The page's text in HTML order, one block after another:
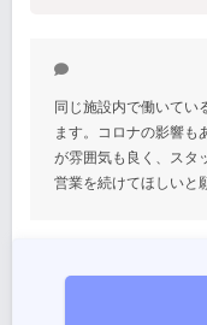
同じ施設内で働いてい
ます。コロナの影響も
が雰囲気も良く、スタ
営業を続けてほしいと